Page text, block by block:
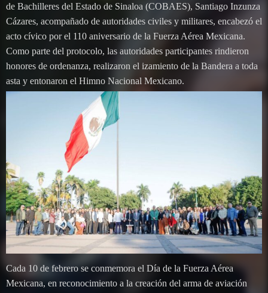
de Bachilleres del Estado de Sinaloa (COBAES), Santiago Inzunza
Cázares, acompañado de autoridades civiles y militares, encabezó el
acto cívico por el 110 aniversario de la Fuerza Aérea Mexicana.
Como parte del protocolo, las autoridades participantes rindieron
honores de ordenanza, realizaron el izamiento de la Bandera a toda
asta y entonaron el Himno Nacional Mexicano.
Cada 10 de febrero se conmemora el Día de la Fuerza Aérea
Mexicana, en reconocimiento a la creación del arma de aviación